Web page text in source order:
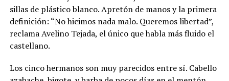
sillas de plástico blanco. Apretón de manos y la primera
definición: “No hicimos nada malo. Queremos libertad”,
reclama Avelino Tejada, el único que habla más fluido el
castellano.
Los cinco hermanos son muy parecidos entre sí. Cabello